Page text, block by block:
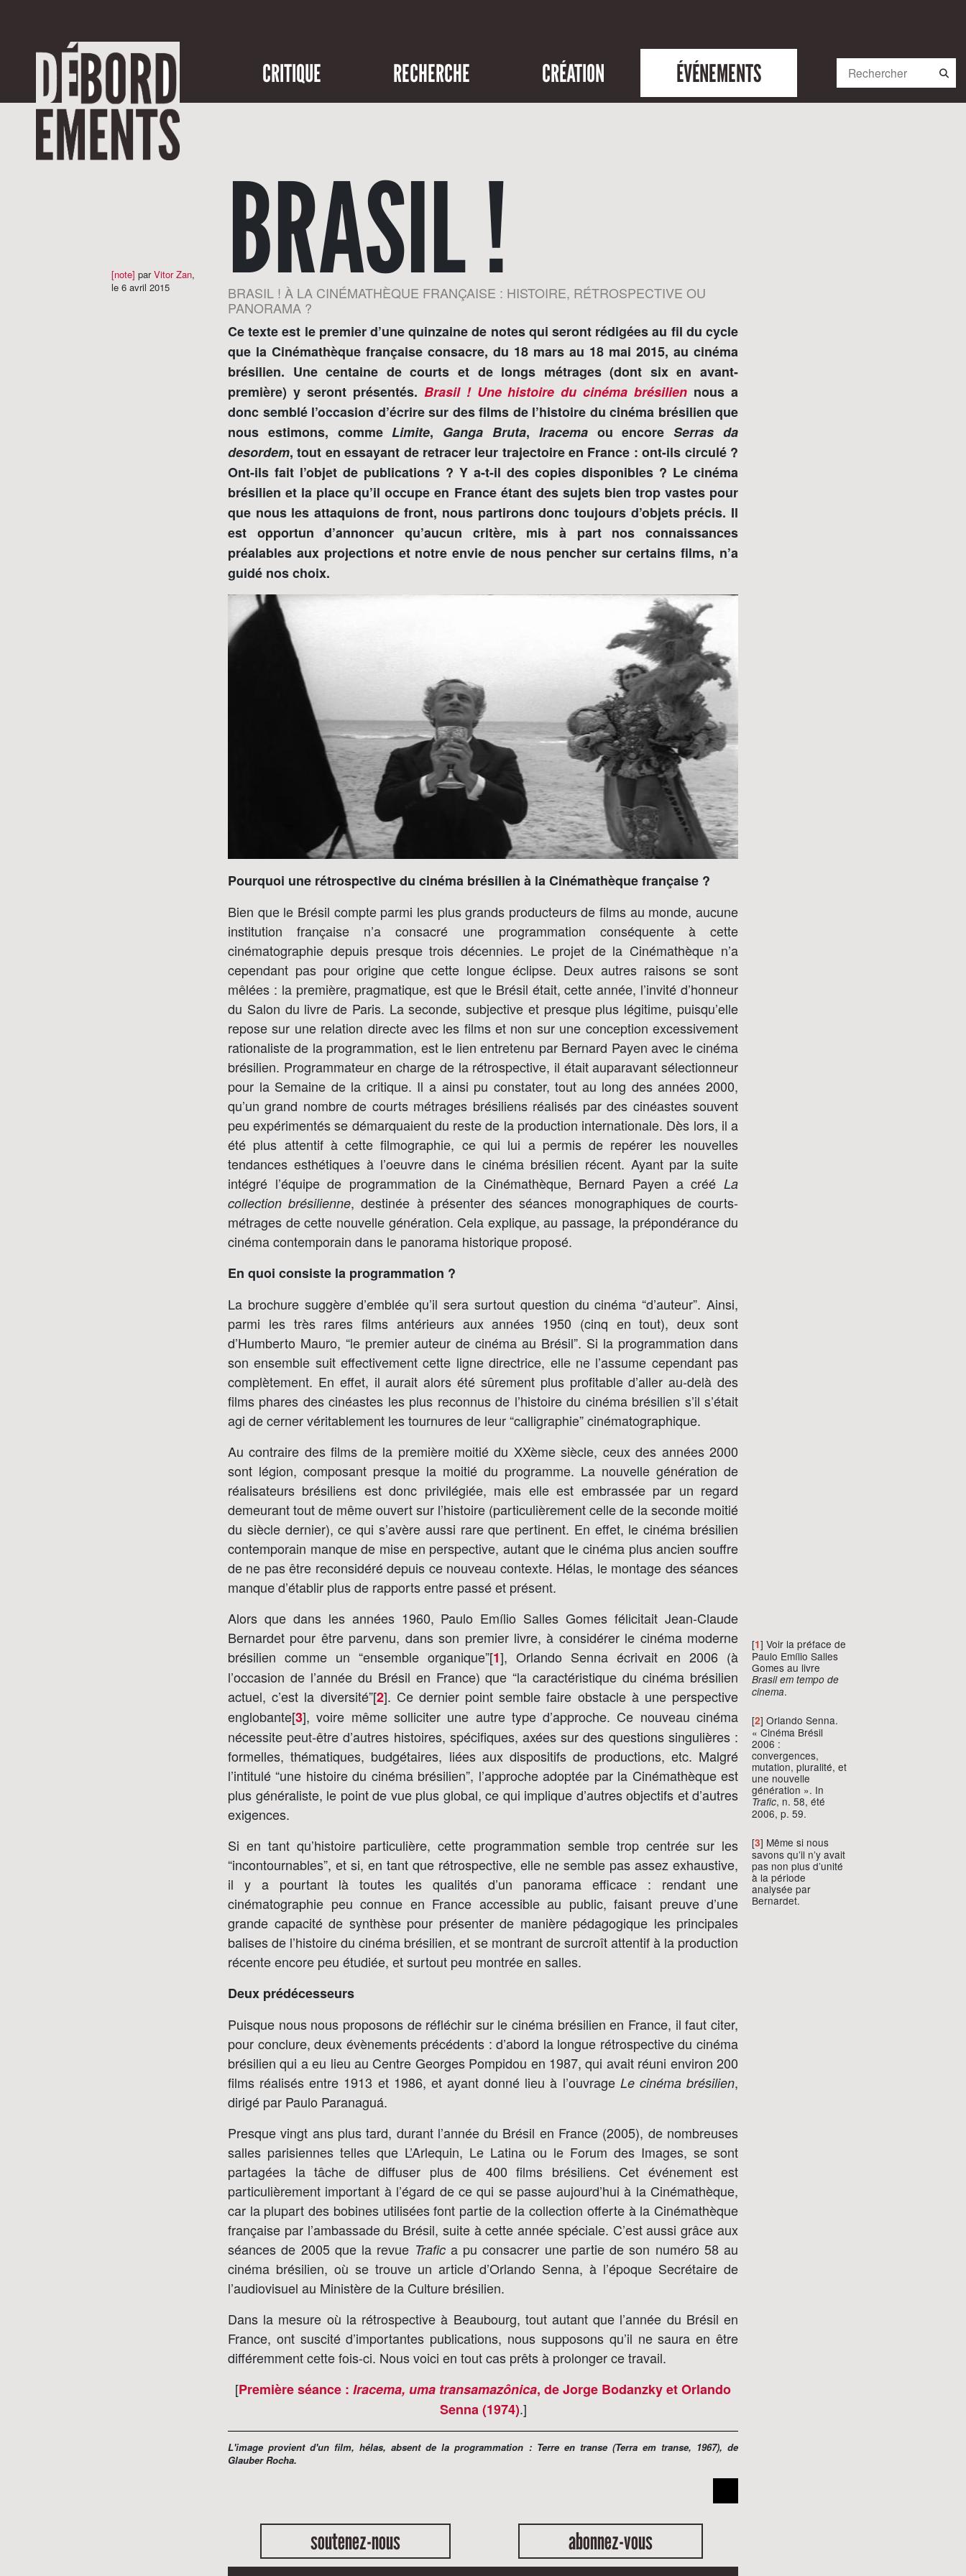
CRITIQUE RECHERCHE CRÉATION ÉVÉNEMENTS
BRASIL !
BRASIL ! À LA CINÉMATHÈQUE FRANÇAISE : HISTOIRE, RÉTROSPECTIVE OU
PANORAMA ?
[note] parVitor Zan,
le 6 avril 2015
Ce texte est le premier d’une quinzaine de notes qui seront rédigées au fil du cycle
que la Cinémathèque française consacre, du 18 mars au 18 mai 2015, au cinéma
brésilien. Une centaine de courts et de longs métrages (dont six en avant-
première) y seront présentés. Brasil ! Une histoire du cinéma brésilien nous a
donc semblé l’occasion d’écrire sur des films de l’histoire du cinéma brésilien que
nous estimons, commeLimite, Ganga Bruta, Iracemaou encoreSerras da
desordem, tout en essayant de retracer leur trajectoire en France : ont-ils circulé ?
Ont-ils fait l’objet de publications ? Y a-t-il des copies disponibles ? Le cinéma
brésilien et la place qu’il occupe en France étant des sujets bien trop vastes pour
que nous les attaquions de front, nous partirons donc toujours d’objets précis. Il
est opportun d’annoncer qu’aucun critère, mis à part nos connaissances
préalables aux projections et notre envie de nous pencher sur certains films, n’a
guidé nos choix.
Pourquoi une rétrospective du cinéma brésilien à la Cinémathèque française ?
Bien que le Brésil compte parmi les plus grands producteurs de films au monde, aucune
institution française n’a consacré une programmation conséquente à cette
cinématographie depuis presque trois décennies. Le projet de la Cinémathèque n’a
cependant pas pour origine que cette longue éclipse. Deux autres raisons se sont
mêlées : la première, pragmatique, est que le Brésil était, cette année, l’invité d’honneur
du Salon du livre de Paris. La seconde, subjective et presque plus légitime, puisqu’elle
repose sur une relation directe avec les films et non sur une conception excessivement
rationaliste de la programmation, est le lien entretenu par Bernard Payen avec le cinéma
brésilien. Programmateur en charge de la rétrospective, il était auparavant sélectionneur
pour la Semaine de la critique. Il a ainsi pu constater, tout au long des années 2000,
qu’un grand nombre de courts métrages brésiliens réalisés par des cinéastes souvent
peu expérimentés se démarquaient du reste de la production internationale. Dès lors, il a
été plus attentif à cette filmographie, ce qui lui a permis de repérer les nouvelles
tendances esthétiques à l’oeuvre dans le cinéma brésilien récent. Ayant par la suite
intégré l’équipe de programmation de la Cinémathèque, Bernard Payen a créé La
collection brésilienne, destinée à présenter des séances monographiques de courts-
métrages de cette nouvelle génération. Cela explique, au passage, la prépondérance du
cinéma contemporain dans le panorama historique proposé.
En quoi consiste la programmation ?
La brochure suggère d’emblée qu’il sera surtout question du cinéma “d’auteur”. Ainsi,
parmi les très rares films antérieurs aux années 1950 (cinq en tout), deux sont
d’Humberto Mauro, “le premier auteur de cinéma au Brésil”. Si la programmation dans
son ensemble suit effectivement cette ligne directrice, elle ne l’assume cependant pas
complètement. En effet, il aurait alors été sûrement plus profitable d’aller au-delà des
films phares des cinéastes les plus reconnus de l’histoire du cinéma brésilien s’il s’était
agi de cerner véritablement les tournures de leur “calligraphie” cinématographique.
Au contraire des films de la première moitié du XXème siècle, ceux des années 2000
sont légion, composant presque la moitié du programme. La nouvelle génération de
réalisateurs brésiliens est donc privilégiée, mais elle est embrassée par un regard
demeurant tout de même ouvert sur l’histoire (particulièrement celle de la seconde moitié
du siècle dernier), ce qui s’avère aussi rare que pertinent. En effet, le cinéma brésilien
contemporain manque de mise en perspective, autant que le cinéma plus ancien souffre
de ne pas être reconsidéré depuis ce nouveau contexte. Hélas, le montage des séances
manque d’établir plus de rapports entre passé et présent.
Alors que dans les années 1960, Paulo Emílio Salles Gomes félicitait Jean-Claude
Bernardet pour être parvenu, dans son premier livre, à considérer le cinéma moderne
brésilien comme un “ensemble organique”[1]
[1] Voir la préface de
Paulo Emílio Salles
Gomes au livre
Brasil em tempo de
cinema.
, Orlando Senna écrivait en 2006 (à
l’occasion de l’année du Brésil en France) que “la caractéristique du cinéma brésilien
actuel, c’est la diversité”[2]
[2] Orlando Senna.
« Cinéma Brésil
2006 :
convergences,
mutation, pluralité, et
une nouvelle
génération ». In
Trafic, n. 58, été
2006, p. 59.
. Ce dernier point semble faire obstacle à une perspective
englobante[3]
[3] Même si nous
savons qu’il n’y avait
pas non plus d’unité
à la période
analysée par
Bernardet.
, voire même solliciter une autre type d’approche. Ce nouveau cinéma
nécessite peut-être d’autres histoires, spécifiques, axées sur des questions singulières :
formelles, thématiques, budgétaires, liées aux dispositifs de productions, etc. Malgré
l’intitulé “une histoire du cinéma brésilien”, l’approche adoptée par la Cinémathèque est
plus généraliste, le point de vue plus global, ce qui implique d’autres objectifs et d’autres
exigences.
Si en tant qu’histoire particulière, cette programmation semble trop centrée sur les
“incontournables”, et si, en tant que rétrospective, elle ne semble pas assez exhaustive,
il y a pourtant là toutes les qualités d’un panorama efficace : rendant une
cinématographie peu connue en France accessible au public, faisant preuve d’une
grande capacité de synthèse pour présenter de manière pédagogique les principales
balises de l’histoire du cinéma brésilien, et se montrant de surcroît attentif à la production
récente encore peu étudiée, et surtout peu montrée en salles.
Deux prédécesseurs
Puisque nous nous proposons de réfléchir sur le cinéma brésilien en France, il faut citer,
pour conclure, deux évènements précédents : d’abord la longue rétrospective du cinéma
brésilien qui a eu lieu au Centre Georges Pompidou en 1987, qui avait réuni environ 200
films réalisés entre 1913 et 1986, et ayant donné lieu à l’ouvrage Le cinéma brésilien,
dirigé par Paulo Paranaguá.
Presque vingt ans plus tard, durant l’année du Brésil en France (2005), de nombreuses
salles parisiennes telles que L’Arlequin, Le Latina ou le Forum des Images, se sont
partagées la tâche de diffuser plus de 400 films brésiliens. Cet événement est
particulièrement important à l’égard de ce qui se passe aujourd’hui à la Cinémathèque,
car la plupart des bobines utilisées font partie de la collection offerte à la Cinémathèque
française par l’ambassade du Brésil, suite à cette année spéciale. C’est aussi grâce aux
séances de 2005 que la revue Trafica pu consacrer une partie de son numéro 58 au
cinéma brésilien, où se trouve un article d’Orlando Senna, à l’époque Secrétaire de
l’audiovisuel au Ministère de la Culture brésilien.
Dans la mesure où la rétrospective à Beaubourg, tout autant que l’année du Brésil en
France, ont suscité d’importantes publications, nous supposons qu’il ne saura en être
différemment cette fois-ci. Nous voici en tout cas prêts à prolonger ce travail.
[Première séance : Iracema, uma transamazônica, de Jorge Bodanzky et Orlando
Senna (1974).]
L'image provient d'un film, hélas, absent de la programmation : Terre en transe(Terra em transe, 1967), de
Glauber Rocha.
soutenez-nous abonnez-vous